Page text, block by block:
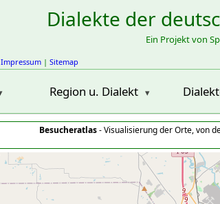
Dialekte der
Ein Projekt von
Impressum | Sitemap
Region u. Dialekt
Besucheratlas- Visualisierung der Orte, von